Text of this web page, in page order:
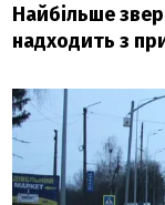
Найбільше
надходить з